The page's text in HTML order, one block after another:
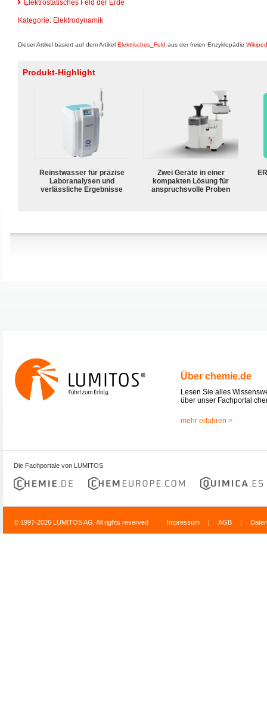
Elektrostatisches Feld der Erde
Kategorie: Elektrodynamik
Dieser Artikel basiert auf dem Artikel Elektrisches_Feld aus der freien Enzyklopädie
Produkt-Highlight
Reinstwasser für präzise
Laboranalysen und
verlässliche Ergebnisse
Zwei Geräte in einer
kompakten Lösung für
anspruchsvolle Proben
Über chemie.de
Lesen Sie alles
über unser Fachportal
mehr erfahren >
Die Fachportale von LUMITOS
© 1997-2026 LUMITOS AG, All rights reserved Impressum | AGB |